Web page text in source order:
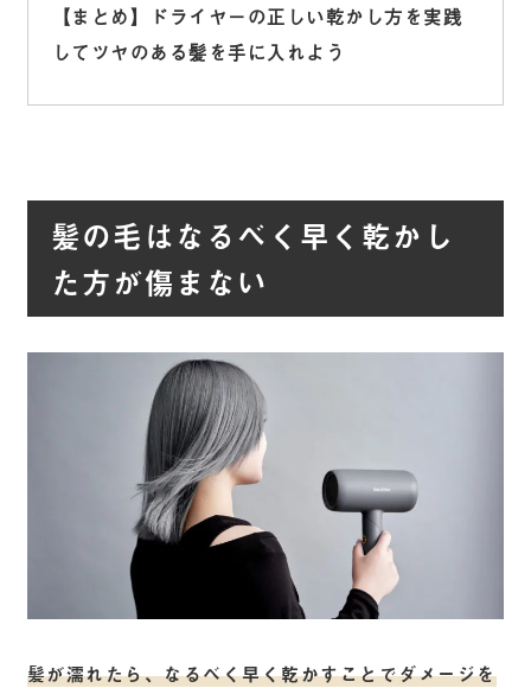
【まとめ】ドライヤーの正しい乾かし方を実践
してツヤのある髪を手に入れよう
髪の毛はなるべく早く乾かし
た方が傷まない
髪が濡れたら、なるべく早く乾かすことでダメージを